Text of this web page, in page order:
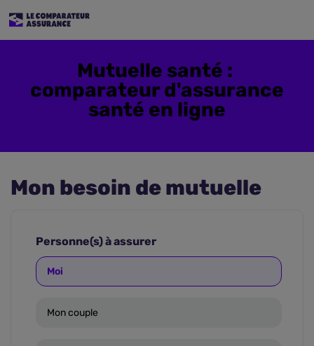
Mutuelle santé :
comparateur d'assurance
santé en ligne
Mon besoin de mutuelle
Personne(s) à assurer
Moi
Mon couple